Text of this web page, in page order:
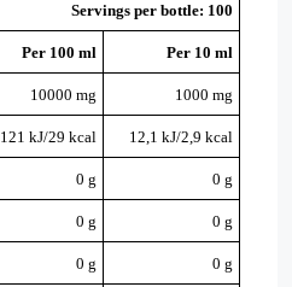
Servings per bottle: 100
Per 100 ml Per 10 ml
10000 mg 1000 mg
121 kJ/29 kcal 12,1 kJ/2,9 kcal
0 g 0 g
0 g 0 g
0 g 0 g